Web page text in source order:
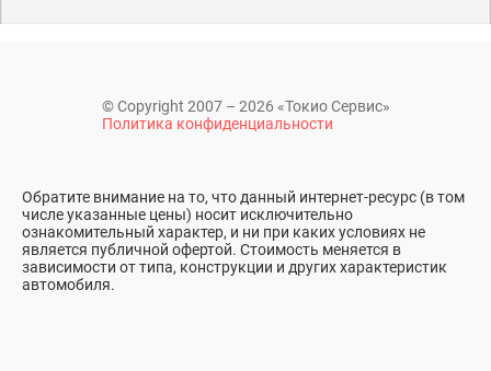
© Copyright 2007 – 2026 «Токио Сервис»
Политика конфиденциальности
Обратите внимание на то, что данный интернет-ресурс (в том
числе указанные цены) носит исключительно
ознакомительный характер, и ни при каких условиях не
является публичной офертой. Стоимость меняется в
зависимости от типа, конструкции и других характеристик
автомобиля.